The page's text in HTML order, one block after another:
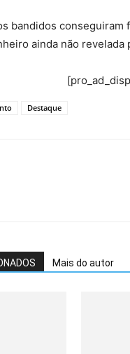
bandidos
ainda não revelada
Destaque
Mais do autor